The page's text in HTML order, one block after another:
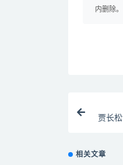
内删除
贾长
相关文章